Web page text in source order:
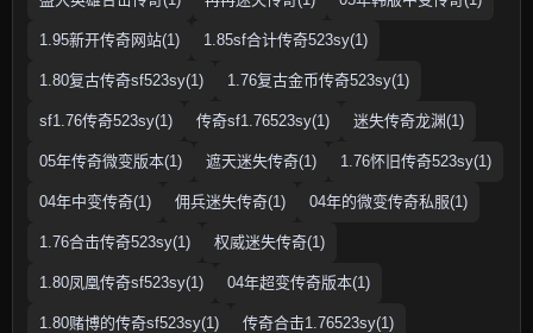
1.95新开传奇网站(1) 1.85sf合计传奇523sy(1)
1.80复古传奇sf523sy(1) 1.76复古金币传奇523sy(1)
sf1.76传奇523sy(1) 传奇sf1.76523sy(1) 迷失传奇龙渊(1)
05年传奇微变版本(1) 遮天迷失传奇(1) 1.76怀旧传奇523sy(1)
04年中变传奇(1) 佣兵迷失传奇(1) 04年的微变传奇私服(1)
1.76合击传奇523sy(1) 权威迷失传奇(1)
1.80凤凰传奇sf523sy(1) 04年超变传奇版本(1)
1.80赌博的传奇sf523sy(1) 传奇合击1.76523sy(1)